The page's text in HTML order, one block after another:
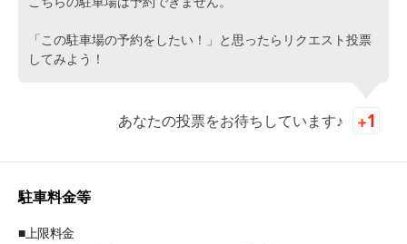
「この駐車場の予約をしたい！」と思ったらリクエスト投票
してみよう！
あなたの投票をお待ちしています♪
駐車料金等
■上限料金